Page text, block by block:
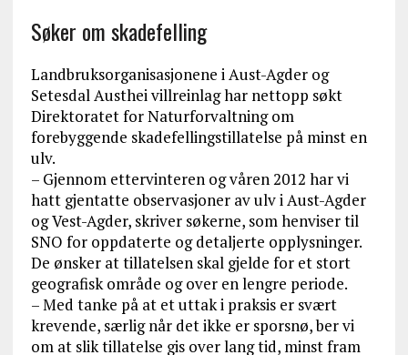
Søker om skadefelling
Landbruksorganisasjonene i Aust-Agder og
Setesdal Austhei villreinlag har nettopp søkt
Direktoratet for Naturforvaltning om
forebyggende skadefellingstillatelse på minst en
ulv.
– Gjennom ettervinteren og våren 2012 har vi
hatt gjentatte observasjoner av ulv i Aust-Agder
og Vest-Agder, skriver søkerne, som henviser til
SNO for oppdaterte og detaljerte opplysninger.
De ønsker at tillatelsen skal gjelde for et stort
geografisk område og over en lengre periode.
– Med tanke på at et uttak i praksis er svært
krevende, særlig når det ikke er sporsnø, ber vi
om at slik tillatelse gis over lang tid, minst fram